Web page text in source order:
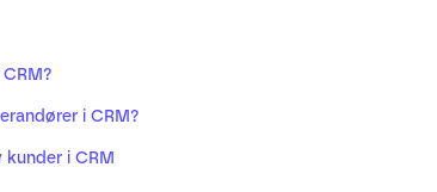
i CRM?
i CRM